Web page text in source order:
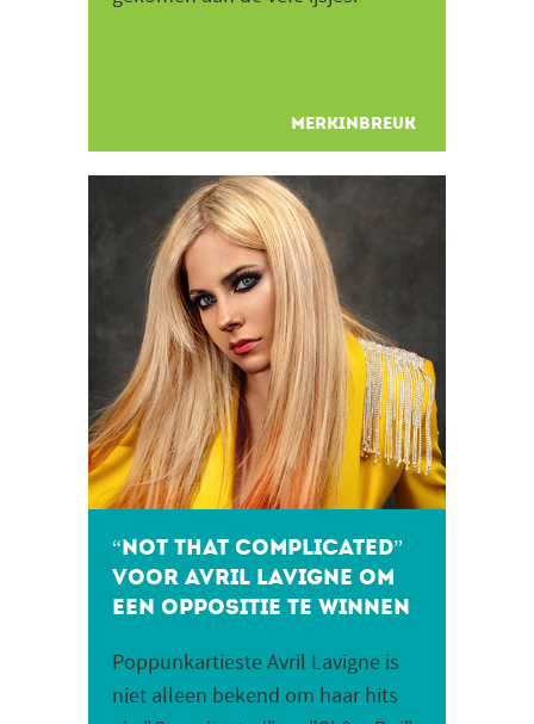
MERKINBREUK
“Not that complicated”
voor Avril Lavigne om
een oppositie te winnen
Poppunkartieste Avril Lavigne is
niet alleen bekend om haar hits